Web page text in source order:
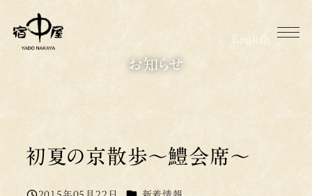
イ
テ
English
お知らせ
初夏の京散歩～鱧会席～
カテゴリー